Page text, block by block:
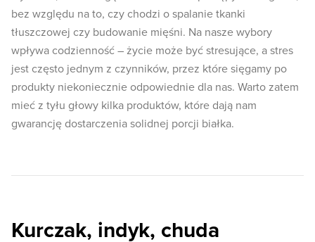
bez względu na to, czy chodzi o spalanie tkanki
tłuszczowej czy budowanie mięśni. Na nasze wybory
wpływa codzienność – życie może być stresujące, a stres
jest często jednym z czynników, przez które sięgamy po
produkty niekoniecznie odpowiednie dla nas. Warto zatem
mieć z tyłu głowy kilka produktów, które dają nam
gwarancję dostarczenia solidnej porcji białka.
Kurczak, indyk, chuda